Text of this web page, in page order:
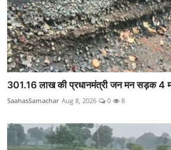
301.16 लाख की प्रधानमंत्री जन मन सड़क 4
SaahasSamachar Aug 8, 2026 0 8